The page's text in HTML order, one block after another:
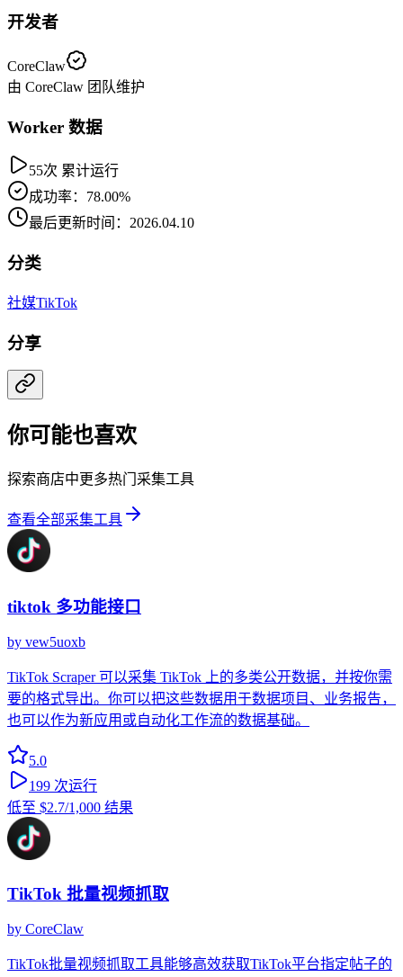
开发者
CoreClaw
由 CoreClaw 团队维护
Worker 数据
55次 累计运行
成功率：78.00%
最后更新时间：2026.04.10
分类
社媒TikTok
分享
你可能也喜欢
探索商店中更多热门采集工具
查看全部采集工具
tiktok 多功能接口
by vew5uoxb
TikTok Scraper 可以采集 TikTok 上的多类公开数据，并按你需
要的格式导出。你可以把这些数据用于数据项目、业务报告，
也可以作为新应用或自动化工作流的数据基础。
5.0
199 次运行
低至 $2.7/1,000 结果
TikTok 批量视频抓取
by CoreClaw
TikTok批量视频抓取工具能够高效获取TikTok平台指定帖子的